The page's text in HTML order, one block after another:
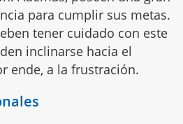
para cumplir sus metas.
tener cuidado con este
inclinarse hacia el
ende, a la frustración.